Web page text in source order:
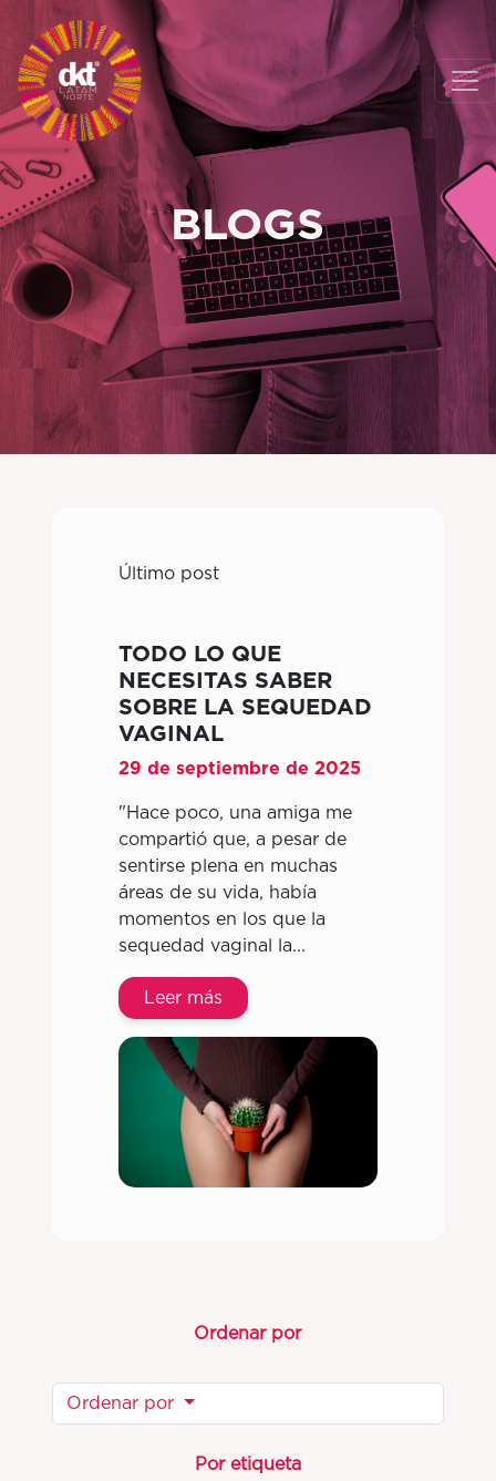
BLOGS
Último post
TODO LO QUE
NECESITAS SABER
SOBRE LA SEQUEDAD
VAGINAL
29 de septiembre de 2025
"Hace poco, una amiga me
compartió que, a pesar de
sentirse plena en muchas
áreas de su vida, había
momentos en los que la
sequedad vaginal la...
Leer más
Ordenar por
Ordenar por
Por etiqueta